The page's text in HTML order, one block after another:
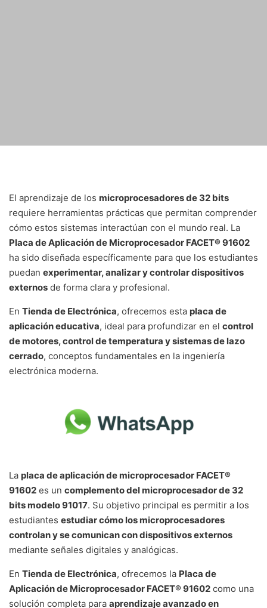
El aprendizaje de los microprocesadores de 32 bits
requiere herramientas prácticas que permitan comprender
cómo estos sistemas interactúan con el mundo real. La
Placa de Aplicación de Microprocesador FACET® 91602
ha sido diseñada específicamente para que los estudiantes
puedan experimentar, analizar y controlar dispositivos
externos de forma clara y profesional.
En Tienda de Electrónica, ofrecemos esta placa de
aplicación educativa, ideal para profundizar en el control
de motores, control de temperatura y sistemas de lazo
cerrado, conceptos fundamentales en la ingeniería
electrónica moderna.
La placa de aplicación de microprocesador FACET®
91602 es un complemento del microprocesador de 32
bits modelo 91017. Su objetivo principal es permitir a los
estudiantes estudiar cómo los microprocesadores
controlan y se comunican con dispositivos externos
mediante señales digitales y analógicas.
En Tienda de Electrónica, ofrecemos la Placa de
Aplicación de Microprocesador FACET® 91602 como una
solución completa para aprendizaje avanzado en